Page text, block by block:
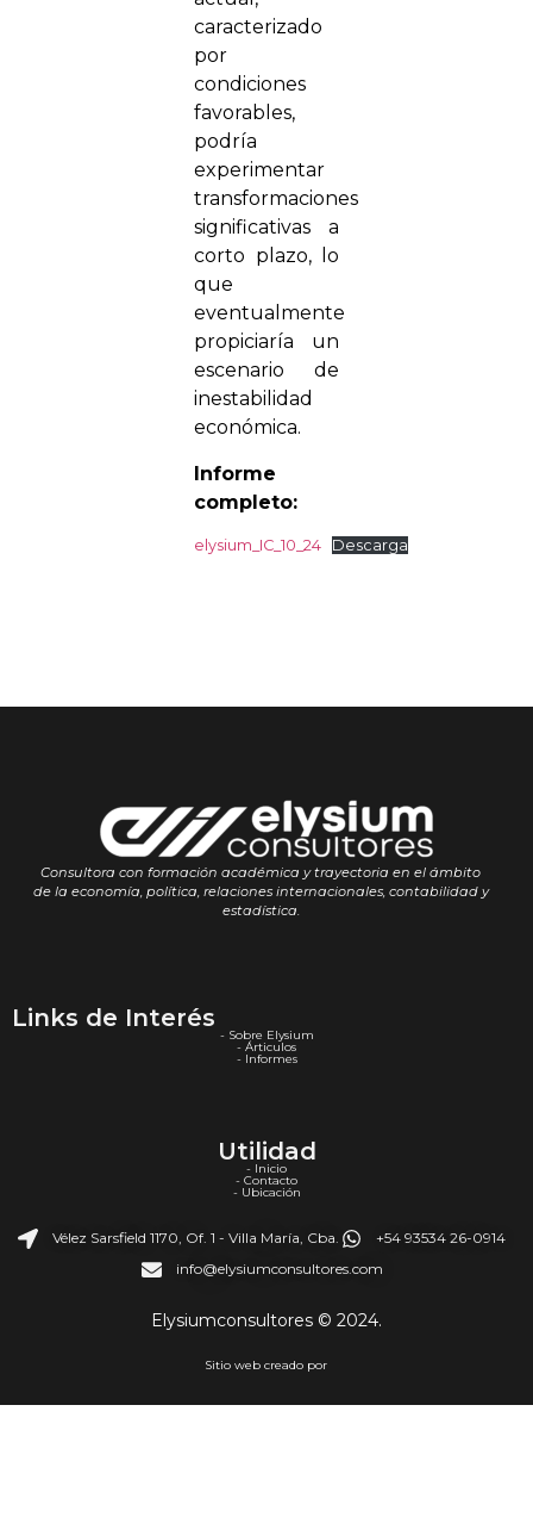
caracterizado
por
condiciones
favorables,
podría
experimentar
transformaciones
significativas a
corto plazo, lo
que
eventualmente
propiciaría un
escenario de
inestabilidad
económica.
Informe
completo:
elysium_IC_10_24 Descarga
Consultora con formación académica y trayectoria en el ámbito
de la economía, política, relaciones internacionales, contabilidad y
estadística.
Links de Interés
- Sobre Elysium
- Árticulos
- Informes
Utilidad
- Inicio
- Contacto
- Ubicación
Vélez Sarsfield 1170, Of. 1 - Villa María, Cba.
+54 93534 26-0914
info@elysiumconsultores.com
Elysiumconsultores © 2024.
Sitio web creado por